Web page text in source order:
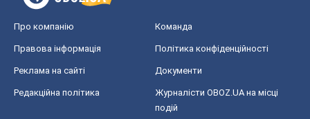
Про компанію Команда
Правова інформація Політика конфіденційності
Реклама на сайті Документи
Редакційна політика
Журналісти OBOZ.UA на місці
подій